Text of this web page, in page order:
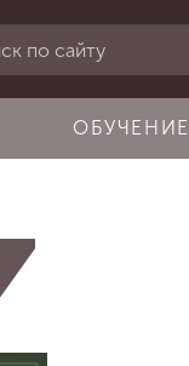
ОБУЧЕНИЕ